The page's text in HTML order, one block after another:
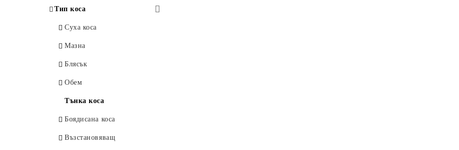
BioFresh
Clear
Dove
Garnier
H&S
Lavena
L`ORéAL
Le Petit Olivier
Суха коса
Мазна коса
Блясък
Обем
Тънка коса
Боядисана коса
Против пърхот
Възстановяващ
Афродита
Bilka
Дева
Евтерпа
BioFresh
Dove
Garnier
L'ANGELICA
Тип коса
Суха коса
Мазна
Блясък
Обем
Тънка коса
Боядисана коса
Възстановяващ